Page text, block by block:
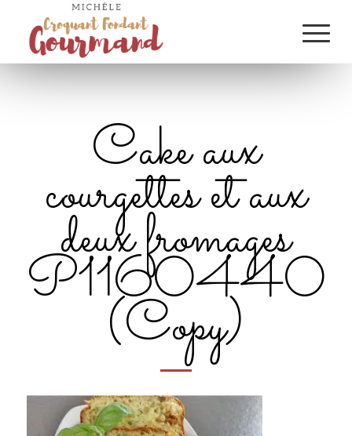
Cake aux
courgettes et aux
deux fromages
P1160440
(Copy)